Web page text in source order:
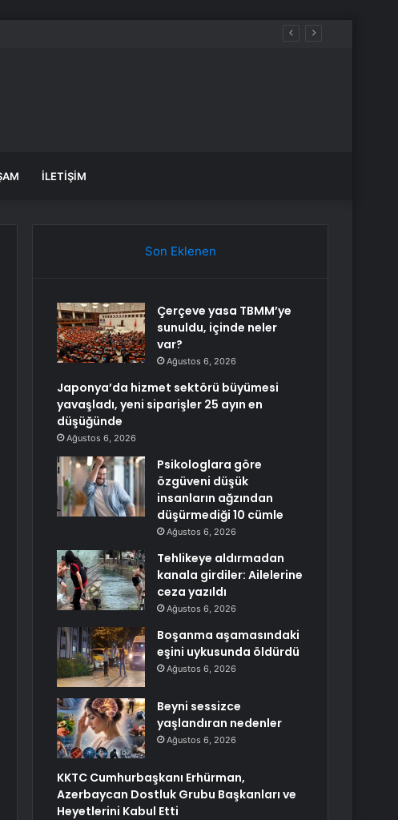
düşüğünde
İLETIŞIM
Son Eklenen
Çerçeve yasa TBMM’ye
sunuldu, içinde neler
var?
Ağustos 6, 2026
Japonya’da hizmet sektörü büyümesi
yavaşladı, yeni siparişler 25 ayın en
düşüğünde
Ağustos 6, 2026
Psikologlara göre
özgüveni düşük
insanların ağzından
düşürmediği 10 cümle
Ağustos 6, 2026
Tehlikeye aldırmadan
kanala girdiler: Ailelerine
ceza yazıldı
Ağustos 6, 2026
Boşanma aşamasındaki
eşini uykusunda öldürdü
Ağustos 6, 2026
Beyni sessizce
yaşlandıran nedenler
Ağustos 6, 2026
KKTC Cumhurbaşkanı Erhürman,
Azerbaycan Dostluk Grubu Başkanları ve
Heyetlerini Kabul Etti